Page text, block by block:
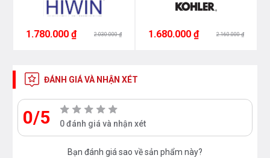
1.780.000 ₫ 2.030.000 ₫ 1.680.000 ₫ 2.160.000 ₫
ĐÁNH GIÁ VÀ NHẬN XÉT
0/5 0 đánh giá và nhận xét
Bạn đánh giá sao về sản phẩm này?